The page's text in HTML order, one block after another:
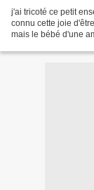
j'ai tricoté ce petit
connu cette joie
mais le bébé d'une